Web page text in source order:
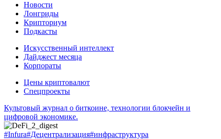
Новости
Лонгриды
Крипториум
Подкасты
Искусственный интеллект
Дайджест месяца
Корпораты
Цены криптовалют
Спецпроекты
Культовый журнал о биткоине, технологии блокчейн и
цифровой экономике.
#Infura#Децентрализация#инфраструктура